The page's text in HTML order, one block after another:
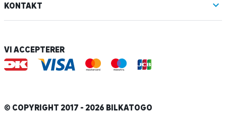
KONTAKT
VI ACCEPTERER
© COPYRIGHT 2017 - 2026 BILKATOGO